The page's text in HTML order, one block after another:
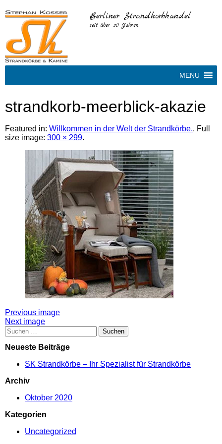
Berliner Strandkorbhandel
seit über 30 Jahren
MENU
strandkorb-meerblick-akazie
Featured in: Willkommen in der Welt der Strandkörbe.. Full
size image: 300 × 299.
Attachment
post
navigation
Previous image
Next image
Suchen
nach:
Neueste Beiträge
SK Strandkörbe – Ihr Spezialist für Strandkörbe
Archiv
Oktober 2020
Kategorien
Uncategorized